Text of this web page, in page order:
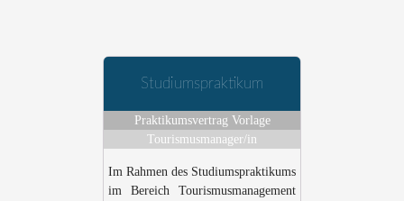
Studiumspraktikum
Praktikumsvertrag Vorlage
Tourismusmanager/in
Im Rahmen des Studiumspraktikums
im Bereich Tourismusmanagement